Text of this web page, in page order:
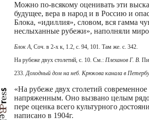
Можно по-всякому оценивать эти
будущее, вера в народ и в Россию и
Блока, «идиллия», словом, вся гамма
неслыханные рубежи», наполняли
Блок А, Соч. в 2-х к, 1.2, с. 94, 101. Там же. с. 342.
На рубеже двух столетий, с. 10. См.: Плеханов Г. В.
233.Доходный дом на неб. Крюкова канала в
«На рубеже двух столетий
напряженным. Оно вызвано целым
пере­ оценка всего культурного
написано в 1904г.